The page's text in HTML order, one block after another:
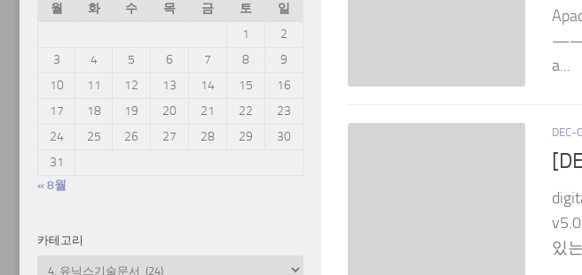
a...
DEC-
있
월
화 수 목 금 토
일
1
2
3
4 5 6 7 8
9
10
11 12 13 14 15
16
17
18 19 20 21 22
23
24
25 26 27 28 29
30
31
« 8월
카테고리